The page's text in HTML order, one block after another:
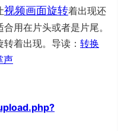
视频画面旋转着出现还
用在片头或者是片尾。
着出现。导读： 转换
声